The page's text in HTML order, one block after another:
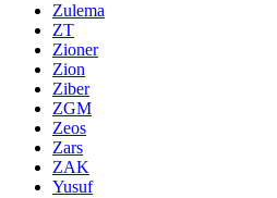
Zulema
ZT
Zioner
Zion
Ziber
ZGM
Zeos
Zars
ZAK
Yusuf